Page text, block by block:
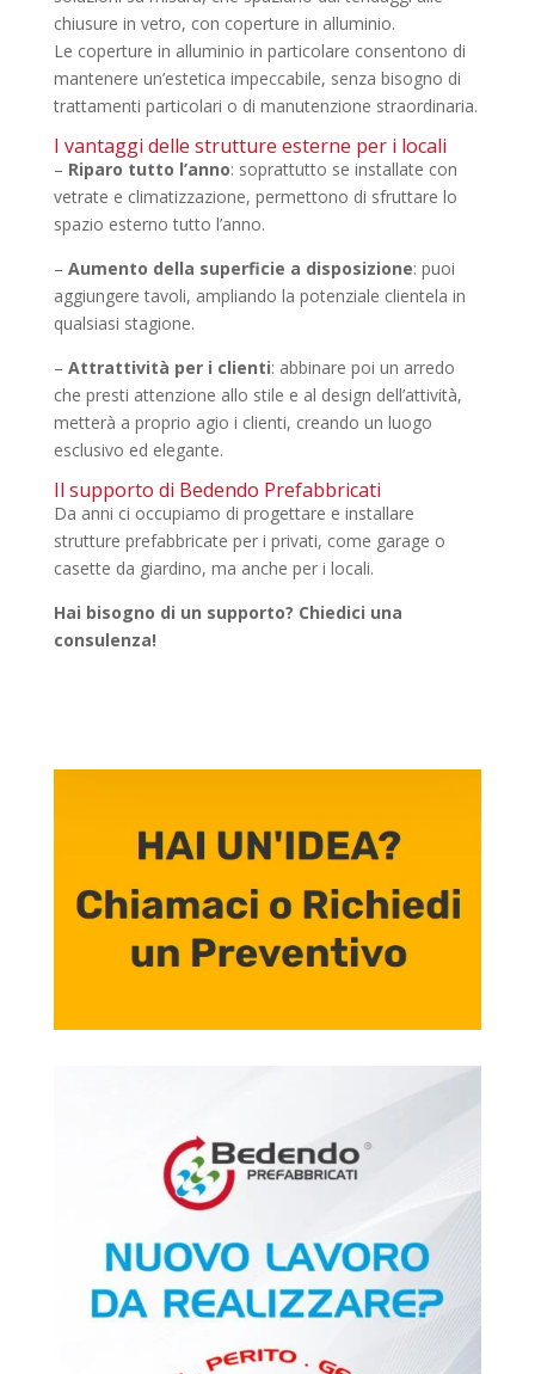
chiusure in vetro, con coperture in alluminio.
Le coperture in alluminio in particolare consentono di
mantenere un’estetica impeccabile, senza bisogno di
trattamenti particolari o di manutenzione straordinaria.
I vantaggi delle strutture esterne per i locali
– Riparo tutto l’anno: soprattutto se installate con
vetrate e climatizzazione, permettono di sfruttare lo
spazio esterno tutto l’anno.
– Aumento della superficie a disposizione: puoi
aggiungere tavoli, ampliando la potenziale clientela in
qualsiasi stagione.
– Attrattività per i clienti: abbinare poi un arredo
che presti attenzione allo stile e al design dell’attività,
metterà a proprio agio i clienti, creando un luogo
esclusivo ed elegante.
Il supporto di Bedendo Prefabbricati
Da anni ci occupiamo di progettare e installare
strutture prefabbricate per i privati, come garage o
casette da giardino, ma anche per i locali.
Hai bisogno di un supporto? Chiedici una
consulenza!